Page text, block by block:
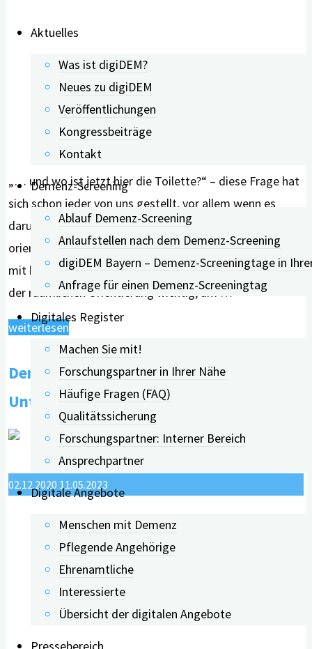
Aktuelles
Was ist digiDEM?
Neues zu digiDEM
Veröffentlichungen
Kongressbeiträge
Kontakt
Demenz-Screening
Ablauf Demenz-Screening
Anlaufstellen nach dem Demenz-Screening
digiDEM Bayern – Demenz-Screeningtage in
Anfrage für einen Demenz-Screeningtag
Digitales Register
Machen Sie mit!
Forschungspartner in Ihrer Nähe
Häufige Fragen (FAQ)
Qualitätssicherung
Forschungspartner: Interner Bereich
Ansprechpartner
Digitale Angebote
Menschen mit Demenz
Pflegende Angehörige
Ehrenamtliche
Interessierte
Übersicht der digitalen Angebote
internationale
Studie
‚Homeside‘"
„… und wo ist jetzt hier die Toilette?“ – diese Frage hat
sich schon jeder von uns gestellt, vor allem wenn es
darum geht, sich in großen und komplexen Gebäuden zu
orientieren. Gerade für ältere Menschen und Menschen
mit kognitiven Beeinträchtigungen ist die Sicherheit in
der räumlichen Orientierung wichtig, um …
weiterlesen"Signaletik
–
Räumliche
Orientierung
für
Menschen
mit
Demenz"
Demenzsensible Architektur –
Unterstützende Gestaltung
02.12.2020 11.05.2023